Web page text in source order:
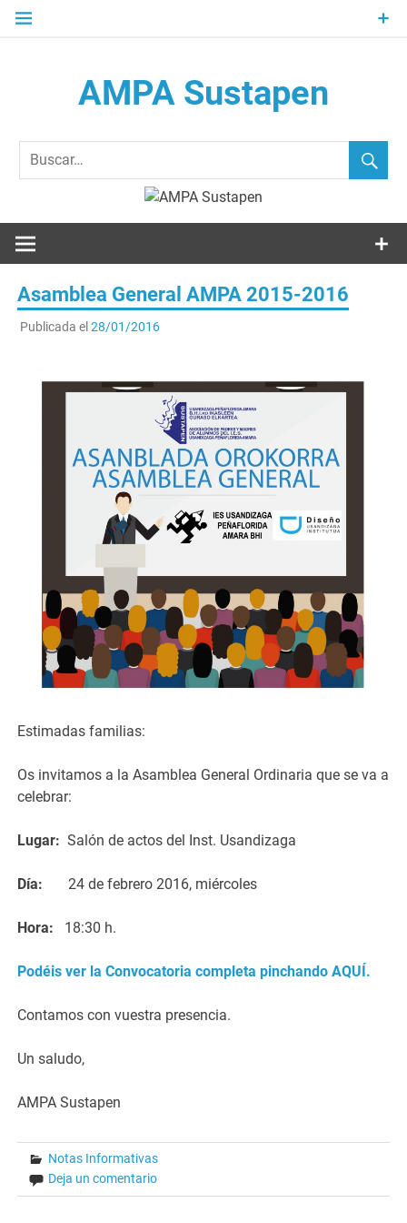
Saltar
AMPA Sustapen
Elkartea Asociación de Padres-Madres de Alumnos del I.E.S.
Asamblea General AMPA 2015-2016
Publicada el 28/01/2016
Estimadas familias:
Os invitamos a la Asamblea General Ordinaria que se va a
celebrar:
Lugar: Salón de actos del Inst. Usandizaga
Día: 24 de febrero 2016, miércoles
Hora: 18:30 h.
Podéis ver la Convocatoria completa pinchando AQUÍ.
Contamos con vuestra presencia.
Un saludo,
AMPA Sustapen
Notas Informativas
Deja un comentario